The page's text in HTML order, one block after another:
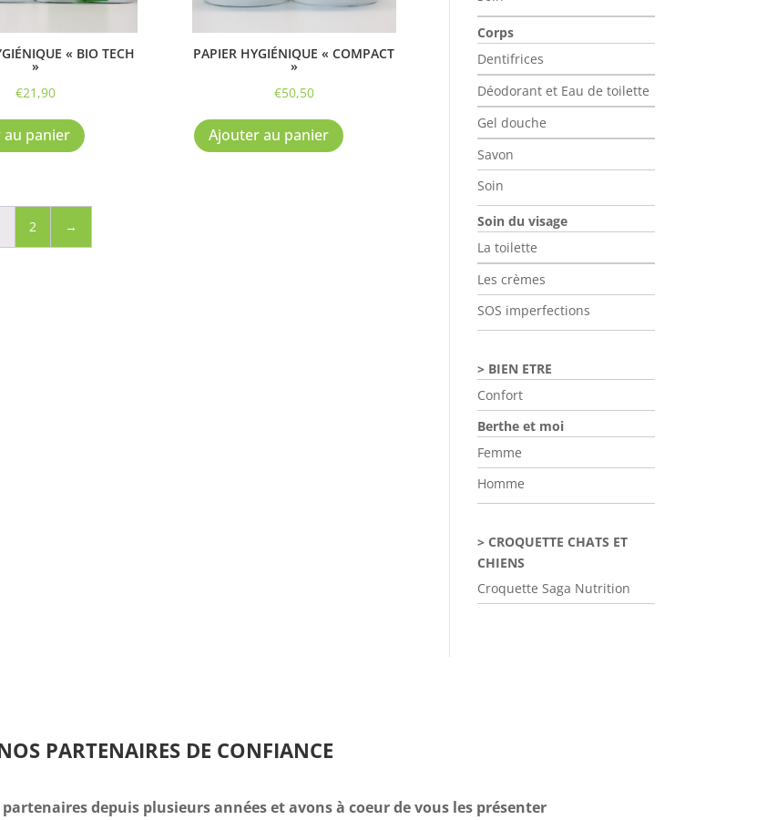
« BIO TECH
»
€21,90
panier
PAPIER HYGIÉNIQUE « COMPACT
»
€50,50
Ajouter au panier
2 →
Corps
Dentifrices
Déodorant et Eau de toilette
Gel douche
Savon
Soin
Soin du visage
La toilette
Les crèmes
SOS imperfections
BIEN ETRE
Confort
Berthe et moi
Femme
Homme
CROQUETTE CHATS ET
CHIENS
Croquette Saga Nutrition
PARTENAIRES DE CONFIANCE
depuis plusieurs années et avons à coeur de vous les présenter